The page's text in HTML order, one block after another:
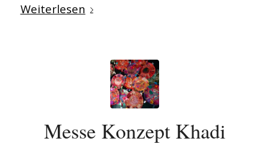
Weiterlesen
Messe Konzept Khadi